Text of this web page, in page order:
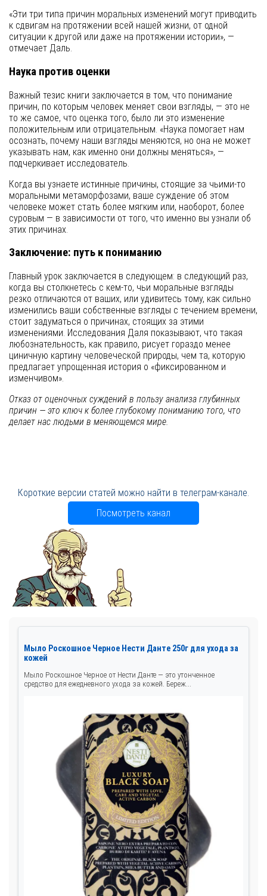
«Эти три типа причин моральных изменений могут приводить
к сдвигам на протяжении всей нашей жизни, от одной
ситуации к другой или даже на протяжении истории», —
отмечает Даль.
Наука против оценки
Важный тезис книги заключается в том, что понимание
причин, по которым человек меняет свои взгляды, — это не
то же самое, что оценка того, было ли это изменение
положительным или отрицательным. «Наука помогает нам
осознать, почему наши взгляды меняются, но она не может
указывать нам, как именно они должны меняться», —
подчеркивает исследователь.
Когда вы узнаете истинные причины, стоящие за чьими-то
моральными метаморфозами, ваше суждение об этом
человеке может стать более мягким или, наоборот, более
суровым — в зависимости от того, что именно вы узнали об
этих причинах.
Заключение: путь к пониманию
Главный урок заключается в следующем: в следующий раз,
когда вы столкнетесь с кем-то, чьи моральные взгляды
резко отличаются от ваших, или удивитесь тому, как сильно
изменились ваши собственные взгляды с течением времени,
стоит задуматься о причинах, стоящих за этими
изменениями. Исследования Даля показывают, что такая
любознательность, как правило, рисует гораздо менее
циничную картину человеческой природы, чем та, которую
предлагает упрощенная история о «фиксированном и
изменчивом».
Отказ от оценочных суждений в пользу анализа глубинных
причин — это ключ к более глубокому пониманию того, что
делает нас людьми в меняющемся мире.
Короткие версии статей можно найти в телеграм-канале.
Посмотреть канал
Мыло Роскошное Черное Нести Данте 250г для ухода за
кожей
Мыло Роскошное Черное от Нести Данте — это утонченное
средство для ежедневного ухода за кожей. Береж...